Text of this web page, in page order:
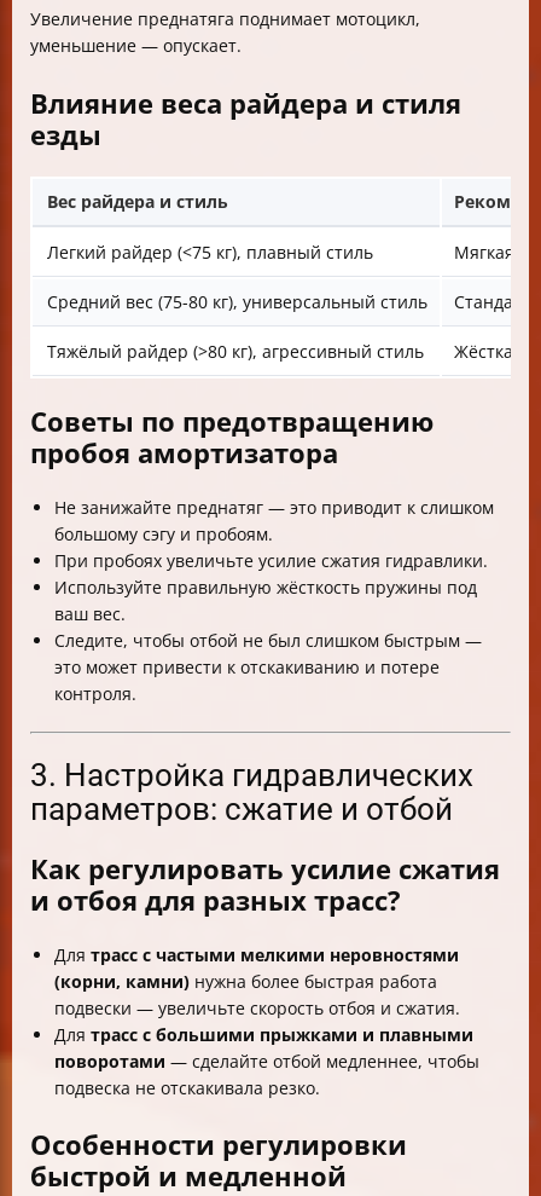
Увеличение преднатяга поднимает мотоцикл,
уменьшение — опускает.
Влияние веса райдера и стиля
езды
Вес райдера и стиль
Легкий райдер (<75 кг), плавный стиль Мягкая
Средний вес (75-80 кг), универсальный стиль
Тяжёлый райдер (>80 кг), агрессивный стиль Жёсткая
Советы по предотвращению
пробоя амортизатора
Не занижайте преднатяг — это приводит к слишком
большому сэгу и пробоям.
При пробоях увеличьте усилие сжатия гидравлики.
Используйте правильную жёсткость пружины под
ваш вес.
Следите, чтобы отбой не был слишком быстрым —
это может привести к отскакиванию и потере
контроля.
3. Настройка гидравлических
параметров: сжатие и отбой
Как регулировать усилие сжатия
и отбоя для разных трасс?
Для трасс с частыми мелкими неровностями
(корни, камни) нужна более быстрая работа
подвески — увеличьте скорость отбоя и сжатия.
Для трасс с большими прыжками и плавными
поворотами — сделайте отбой медленнее, чтобы
подвеска не отскакивала резко.
Особенности регулировки
быстрой и медленной